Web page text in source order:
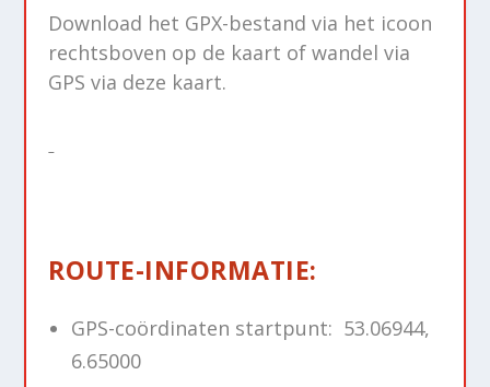
Download het GPX-bestand via het icoon
rechtsboven op de kaart of wandel via
GPS via deze kaart.
ROUTE-INFORMATIE:
GPS-coördinaten startpunt: 53.06944,
6.65000